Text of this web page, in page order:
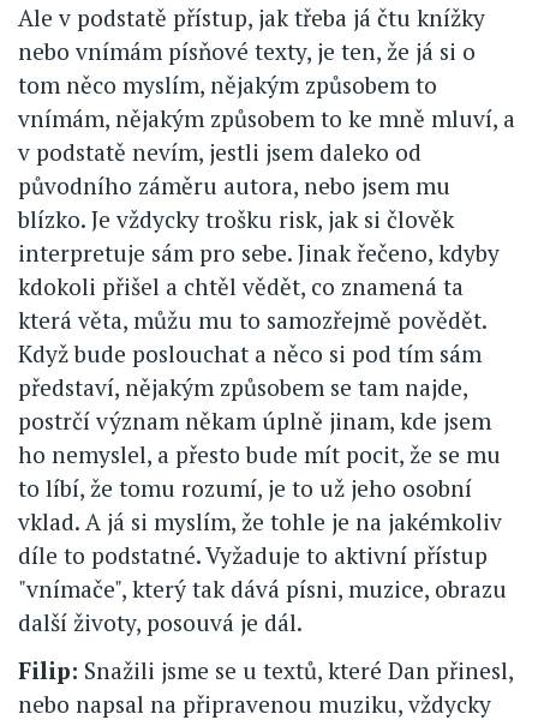
Ale v podstatě přístup, jak třeba já čtu knížky
nebo vnímám písňové texty, je ten, že já si o
tom něco myslím, nějakým způsobem to
vnímám, nějakým způsobem to ke mně mluví, a
v podstatě nevím, jestli jsem daleko od
původního záměru autora, nebo jsem mu
blízko. Je vždycky trošku risk, jak si člověk
interpretuje sám pro sebe. Jinak řečeno, kdyby
kdokoli přišel a chtěl vědět, co znamená ta
která věta, můžu mu to samozřejmě povědět.
Když bude poslouchat a něco si pod tím sám
představí, nějakým způsobem se tam najde,
postrčí význam někam úplně jinam, kde jsem
ho nemyslel, a přesto bude mít pocit, že se mu
to líbí, že tomu rozumí, je to už jeho osobní
vklad. A já si myslím, že tohle je na jakémkoliv
díle to podstatné. Vyžaduje to aktivní přístup
"vnímače", který tak dává písni, muzice, obrazu
další životy, posouvá je dál.
Filip: Snažili jsme se u textů, které Dan přinesl,
nebo napsal na připravenou muziku, vždycky